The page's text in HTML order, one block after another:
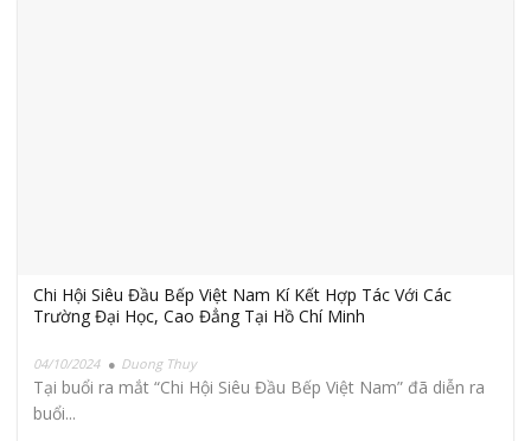
Chi Hội Siêu Đầu Bếp Việt Nam Kí Kết Hợp Tác Với Các
Trường Đại Học, Cao Đẳng Tại Hồ Chí Minh
04/10/2024 Duong Thuy
Tại buổi ra mắt “Chi Hội Siêu Đầu Bếp Việt Nam” đã diễn ra
buổi...